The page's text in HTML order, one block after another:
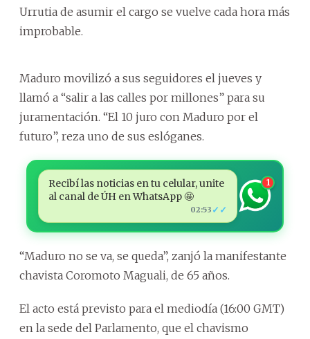
Urrutia de asumir el cargo se vuelve cada hora más
improbable.
Maduro movilizó a sus seguidores el jueves y
llamó a “salir a las calles por millones” para su
juramentación. “El 10 juro con Maduro por el
futuro”, reza uno de sus eslóganes.
Recibí las noticias en tu celular, unite
al canal de ÚH en WhatsApp 🤩
02:53 ✓✓
1
“Maduro no se va, se queda”, zanjó la manifestante
chavista Coromoto Maguali, de 65 años.
El acto está previsto para el mediodía (16:00 GMT)
en la sede del Parlamento, que el chavismo